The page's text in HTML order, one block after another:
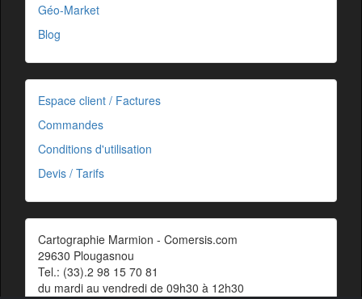
Géo-Market
Blog
Espace client / Factures
Commandes
Conditions d'utilisation
Devis / Tarifs
Cartographie Marmion - Comersis.com
29630 Plougasnou
Tel.: (33).2 98 15 70 81
du mardi au vendredi de 09h30 à 12h30